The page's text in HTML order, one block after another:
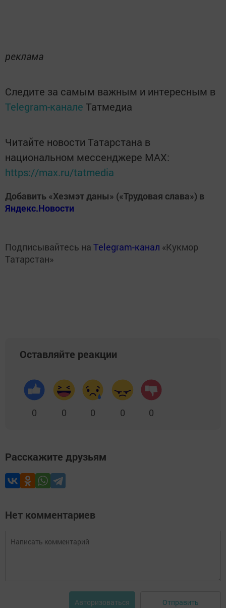
реклама
Следите за самым важным и интересным в
Telegram-канале Татмедиа
Читайте новости Татарстана в
национальном мессенджере MАХ:
https://max.ru/tatmedia
Добавить «Хезмэт даны» («Трудовая слава») в
Яндекс.Новости
Подписывайтесь на Telegram-канал «Кукмор
Татарстан»
Оставляйте реакции
0 0 0 0 0
Расскажите друзьям
Нет комментариев
Авторизоваться Отправить